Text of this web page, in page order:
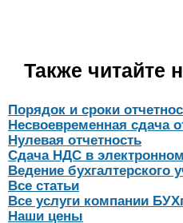
Также читайте
Порядок и сроки
Несвоевременная сдача
Нулевая отчетность
Сдача НДС в
Ведение бухгалтерского
Все статьи
Все услуги компании
Наши цены